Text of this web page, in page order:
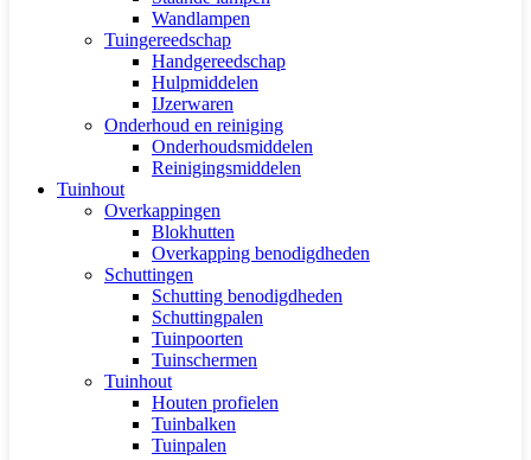
Wandlampen
Tuingereedschap
Handgereedschap
Hulpmiddelen
IJzerwaren
Onderhoud en reiniging
Onderhoudsmiddelen
Reinigingsmiddelen
Tuinhout
Overkappingen
Blokhutten
Overkapping benodigdheden
Schuttingen
Schutting benodigdheden
Schuttingpalen
Tuinpoorten
Tuinschermen
Tuinhout
Houten profielen
Tuinbalken
Tuinpalen